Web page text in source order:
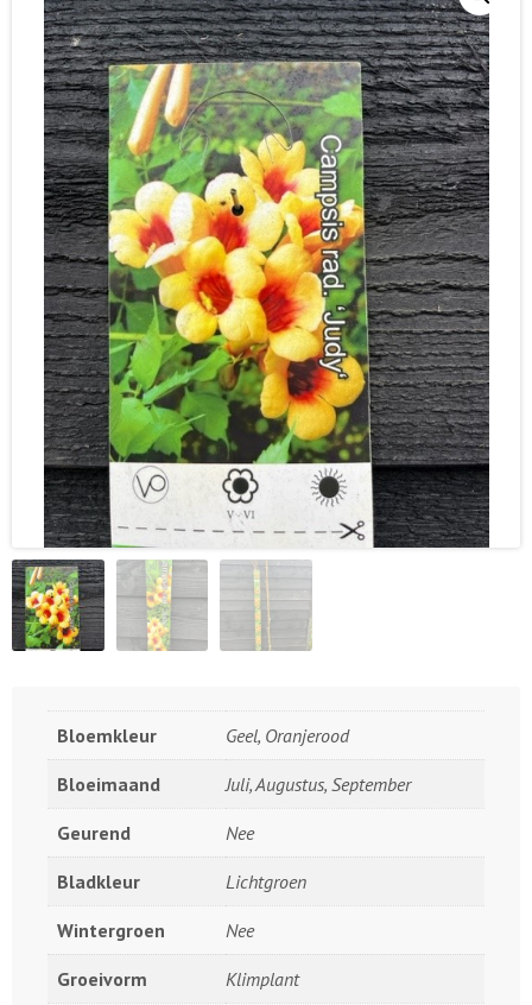
Bloemkleur Geel, Oranjerood
Bloeimaand Juli, Augustus, September
Geurend Nee
Bladkleur Lichtgroen
Wintergroen Nee
Groeivorm Klimplant